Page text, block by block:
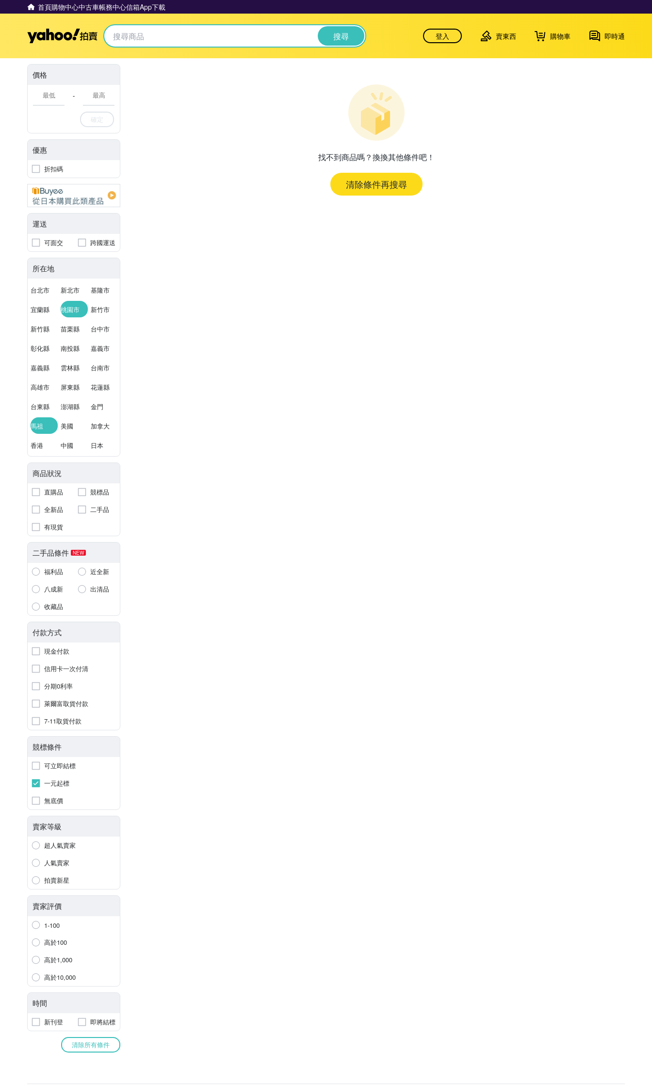
首頁購物中心中古車帳務中心信箱App下載
Yahoo拍賣 搜尋 登入 賣東西 購物車 即時通
價格
-
確定
優惠
折扣碼
運送
可面交 跨國運送
所在地
台北市 新北市 基隆市
宜蘭縣 桃園市 新竹市
新竹縣 苗栗縣 台中市
彰化縣 南投縣 嘉義市
嘉義縣 雲林縣 台南市
高雄市 屏東縣 花蓮縣
台東縣 澎湖縣 金門
馬祖 美國 加拿大
香港 中國 日本
商品狀況
直購品
競標品
全新品
二手品
有現貨
二手品條件 NEW
福利品
近全新
八成新
出清品
收藏品
付款方式
現金付款
信用卡一次付清
分期0利率
萊爾富取貨付款
7-11取貨付款
競標條件
可立即結標
一元起標
無底價
賣家等級
超人氣賣家
人氣賣家
拍賣新星
賣家評價
1-100
高於100
高於1,000
高於10,000
時間
新刊登 即將結標
清除所有條件
找不到商品嗎？換換其他條件吧！
清除條件再搜尋